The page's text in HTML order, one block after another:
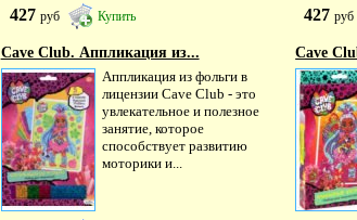
427 руб Купить 427руб
Cave Club. Аппликация из...
Аппликация из фольги в
лицензии Cave Club - это
увлекательное и полезное
занятие, которое
способствует развитию
моторики и...
Cave